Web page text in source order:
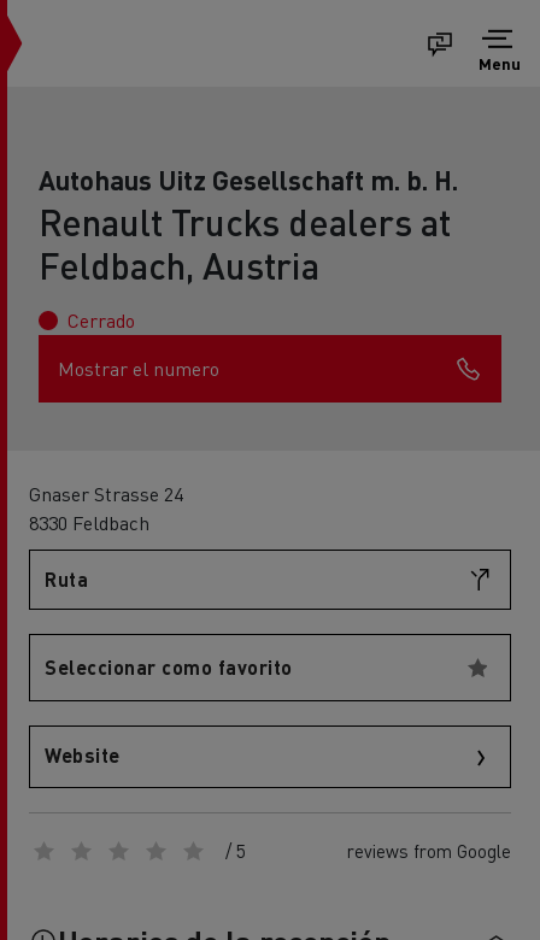
Menu
Autohaus Uitz Gesellschaft m. b. H.
Renault Trucks dealers at
Feldbach, Austria
Cerrado
Mostrar el numero
Gnaser Strasse 24
8330 Feldbach
Ruta
Seleccionar como favorito
Website
/ 5 reviews from Google